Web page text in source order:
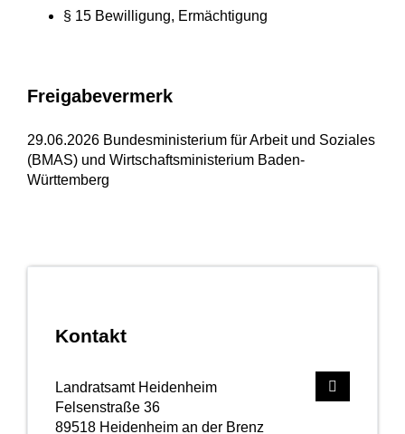
Kontakt
Landratsamt Heidenheim
Felsenstraße 36
89518 Heidenheim an der Brenz
§ 15 Bewilligung, Ermächtigung
Freigabevermerk
29.06.2026 Bundesministerium für Arbeit und Soziales
(BMAS) und Wirtschaftsministerium Baden-
Württemberg